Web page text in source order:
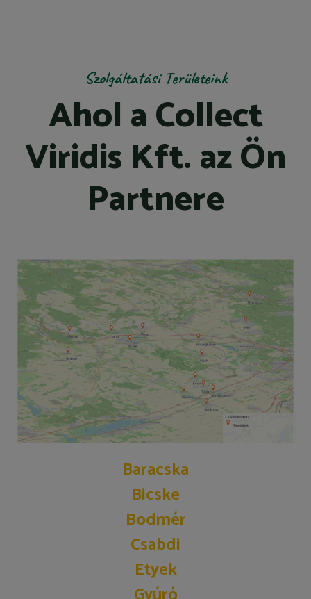
Szolgáltatási Területeink
Ahol a Collect
Viridis Kft. az Ön
Partnere
Baracska
Bicske
Bodmér
Csabdi
Etyek